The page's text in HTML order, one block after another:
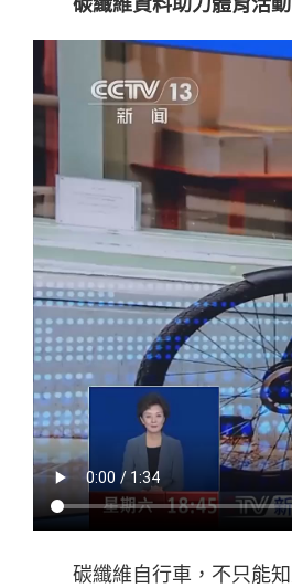
碳纖維自行車，不只能